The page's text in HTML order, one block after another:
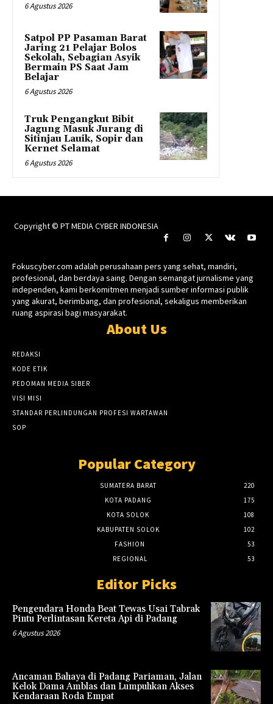
6 Agustus 2026
Satpol PP Pasaman Barat
Jaring 21 Pelajar Bolos
Sekolah, Sebagian Asyik
Bermain PS Saat Jam
Belajar
6 Agustus 2026
Truk Pengangkut Bibit
Jagung Masuk Jurang di
Sitinjau Lauik, Sopir dan
Kernet Selamat
6 Agustus 2026
Copyright © PT MEDIA CYBER INDONESIA
Fokuscyber.com adalah perusahaan pers yang sehat, mandiri,
profesional, dan berdaya saing. Dengan semangat jurnalisme yang
independen, kami berkomitmen menjadi sumber informasi publik
yang akurat, berimbang, dan profesional, sekaligus memberikan
ruang aspirasi bagi masyarakat.
About Us
REDAKSI
KODE ETIK
PEDOMAN MEDIA SIBER
VISI MISI
STANDAR PERLINDUNGAN PROFESI WARTAWAN
SOP
Popular Category
SUMATERA BARAT
220
KOTA PADANG
175
KOTA SOLOK
108
KABUPATEN SOLOK
102
FASHION
53
REGIONAL
53
Editor Picks
Pengendara Honda Beat Tewas Usai Tabrak
Pintu Perlintasan Kereta Api di Padang
6 Agustus 2026
Ancaman Bahaya di Padang Pariaman, Jalan
Kelok Dama Amblas dan Lumpuhkan Akses
Kendaraan Roda Empat